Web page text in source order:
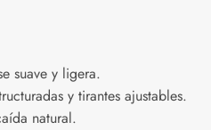
suave y ligera.
y tirantes ajustables.
natural.